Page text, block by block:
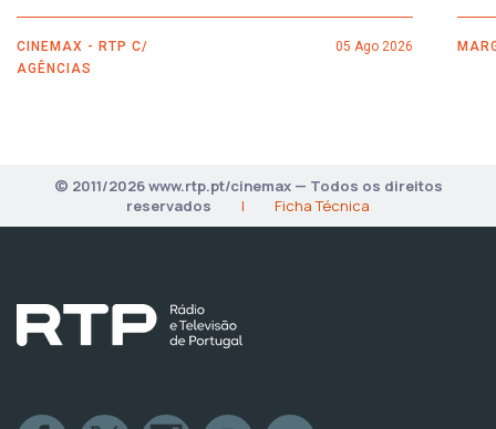
CINEMAX - RTP C/
AGÊNCIAS
05 Ago 2026
© 2011/2026 www.rtp.pt/cinemax — Todos os direitos
reservados
| Ficha Técnica